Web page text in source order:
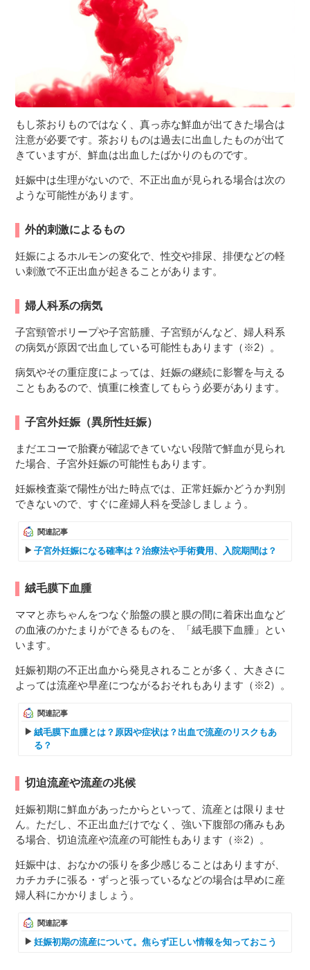
もし茶おりものではなく、真っ赤な鮮血が出てきた場合は
注意が必要です。茶おりものは過去に出血したものが出て
きていますが、鮮血は出血したばかりのものです。
妊娠中は生理がないので、不正出血が見られる場合は次の
ような可能性があります。
外的刺激によるもの
妊娠によるホルモンの変化で、性交や排尿、排便などの軽
い刺激で不正出血が起きることがあります。
婦人科系の病気
子宮頸管ポリープや子宮筋腫、子宮頸がんなど、婦人科系
の病気が原因で出血している可能性もあります（※2）。
病気やその重症度によっては、妊娠の継続に影響を与える
こともあるので、慎重に検査してもらう必要があります。
子宮外妊娠（異所性妊娠）
まだエコーで胎嚢が確認できていない段階で鮮血が見られ
た場合、子宮外妊娠の可能性もあります。
妊娠検査薬で陽性が出た時点では、正常妊娠かどうか判別
できないので、すぐに産婦人科を受診しましょう。
関連記事
子宮外妊娠になる確率は？治療法や手術費用、入院期間は？
絨毛膜下血腫
ママと赤ちゃんをつなぐ胎盤の膜と膜の間に着床出血など
の血液のかたまりができるものを、「絨毛膜下血腫」とい
います。
妊娠初期の不正出血から発見されることが多く、大きさに
よっては流産や早産につながるおそれもあります（※2）。
関連記事
絨毛膜下血腫とは？原因や症状は？出血で流産のリスクもあ
る？
切迫流産や流産の兆候
妊娠初期に鮮血があったからといって、流産とは限りませ
ん。ただし、不正出血だけでなく、強い下腹部の痛みもあ
る場合、切迫流産や流産の可能性もあります（※2）。
妊娠中は、おなかの張りを多少感じることはありますが、
カチカチに張る・ずっと張っているなどの場合は早めに産
婦人科にかかりましょう。
関連記事
妊娠初期の流産について。焦らず正しい情報を知っておこう